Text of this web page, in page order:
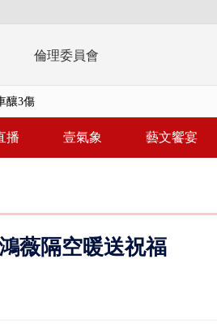
倫理委員會
釀3傷
萬安...
播 壹氣象 藝文饗宴
薇隔空暖送祝福